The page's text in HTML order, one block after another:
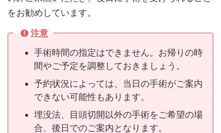
をお勧めしています。
注意
手術時間の指定はできません。お帰りの時
間やご予定を調整しておきましょう。
予約状況によっては、当日の手術がご案内
できない可能性もあります。
埋没法、目頭切開以外の手術をご希望の場
合、後日でのご案内となります。